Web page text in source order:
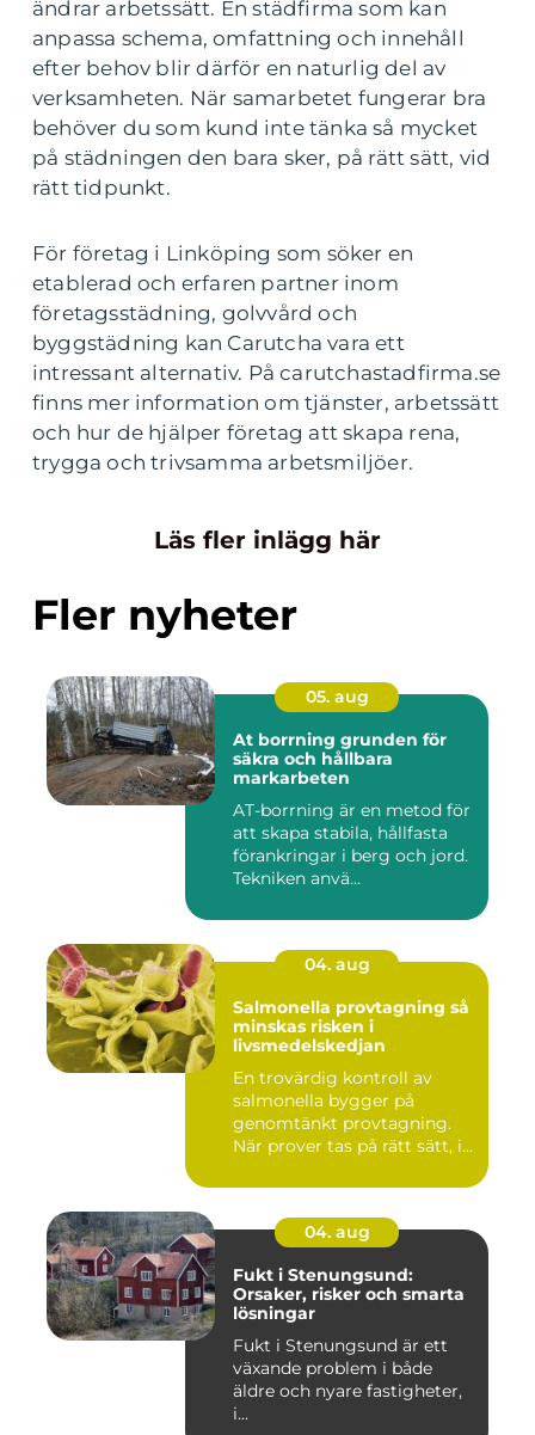
ändrar arbetssätt. En städfirma som kan
anpassa schema, omfattning och innehåll
efter behov blir därför en naturlig del av
verksamheten. När samarbetet fungerar bra
behöver du som kund inte tänka så mycket
på städningen den bara sker, på rätt sätt, vid
rätt tidpunkt.
För företag i Linköping som söker en
etablerad och erfaren partner inom
företagsstädning, golvvård och
byggstädning kan Carutcha vara ett
intressant alternativ. På carutchastadfirma.se
finns mer information om tjänster, arbetssätt
och hur de hjälper företag att skapa rena,
trygga och trivsamma arbetsmiljöer.
Läs fler inlägg här
Fler nyheter
05. aug
At borrning grunden för
säkra och hållbara
markarbeten
AT-borrning är en metod för
att skapa stabila, hållfasta
förankringar i berg och jord.
Tekniken anvä...
04. aug
Salmonella provtagning så
minskas risken i
livsmedelskedjan
En trovärdig kontroll av
salmonella bygger på
genomtänkt provtagning.
När prover tas på rätt sätt, i...
04. aug
Fukt i Stenungsund:
Orsaker, risker och smarta
lösningar
Fukt i Stenungsund är ett
växande problem i både
äldre och nyare fastigheter,
i...